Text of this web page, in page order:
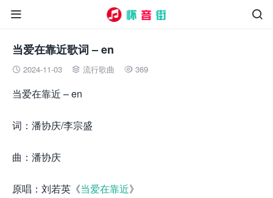


当爱在靠近歌词 – en
 2024-11-03  流行歌曲  369
当爱在靠近 – en
词：潘协庆/李宗盛
曲：潘协庆
原唱：刘若英《当爱在靠近》